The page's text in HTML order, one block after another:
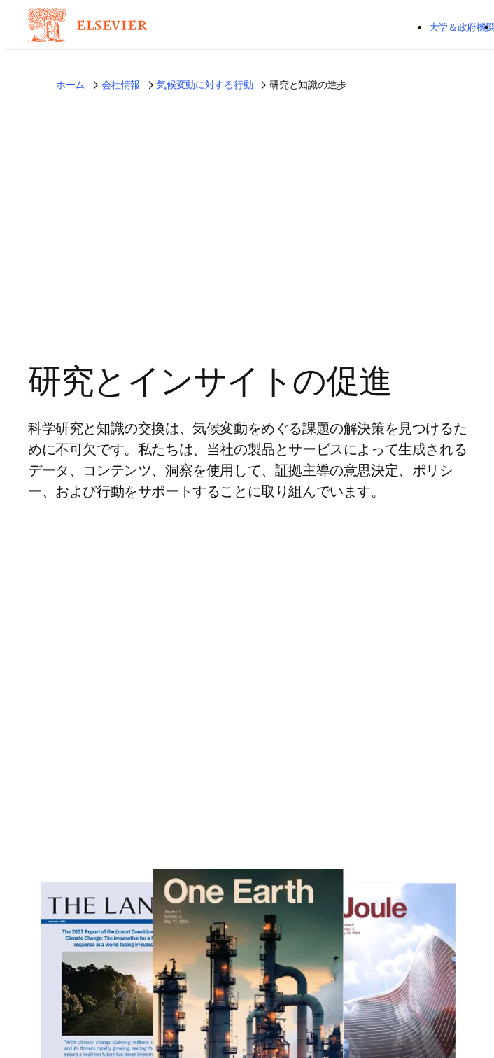
大学＆政府機
ホーム 会社情報 気候変動に対する行動 研究と知識の進歩
研究とインサイトの促進
科学研究と知識の交換は、気候変動をめぐる課題の解決策を見つけるた
めに不可欠です。私たちは、当社の製品とサービスによって生成される
データ、コンテンツ、洞察を使用して、証拠主導の意思決定、ポリシ
ー、および行動をサポートすることに取り組んでいます。